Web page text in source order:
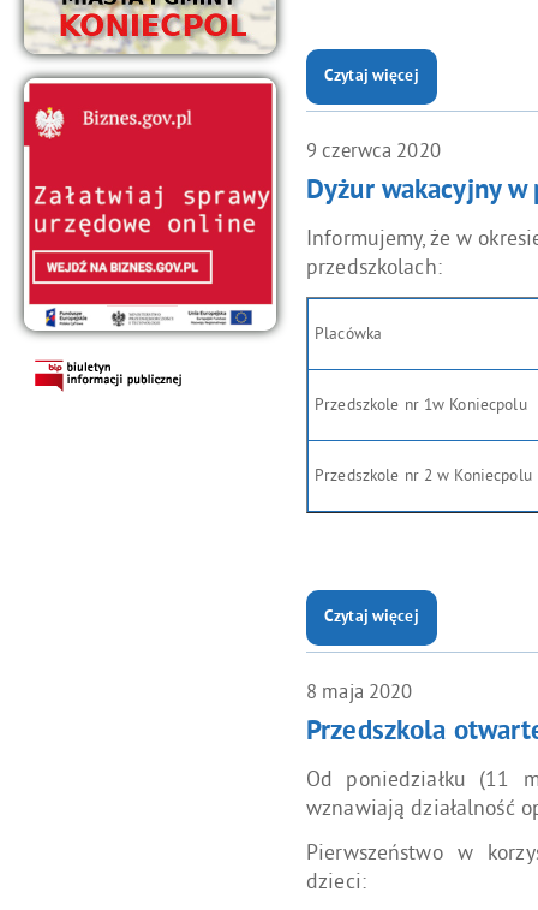
Czytaj więcej
o: Do 31 marca br. trwa
9czerwca 2020
Dyżur wakacyjny w
Informujemy, że w
przedszkolach:
Placówka
Przedszkole nr 1w Koniecpolu
Przedszkole nr 2 w Koniecpolu
Czytaj więcej
o: Dyżur wakacyjny w
8 maja 2020
Przedszkola
Od poniedziałku (11
wznawiają działalność
Pierwszeństwo w
dzieci: